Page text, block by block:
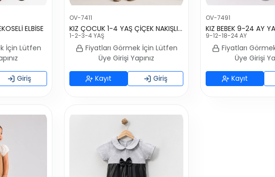
ELBİSE
İçin Lütfen
Giriş
OV-7411
KIZ ÇOCUK 1-4 YAŞ ÇİÇEK NAKIŞLI KOT JİLE
1-2-3-4 YAŞ
Fiyatları Görmek İçin Lütfen
Üye Girişi Yapınız
Kayıt Giriş
OV-7491
9-12-18-24 AY
Fiyatları
Üye Girişi
Kayıt